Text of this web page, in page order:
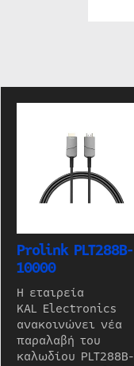
Prolink PLT288B-
10000
Η εταιρεία
KAL Electronics
ανακοινώνει νέα
παραλαβή του
καλωδίου PLT288B-